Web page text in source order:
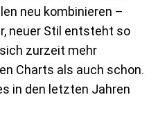
neu kombinieren –
neuer Stil entsteht so
zurzeit mehr
Charts als auch schon.
in den letzten Jahren